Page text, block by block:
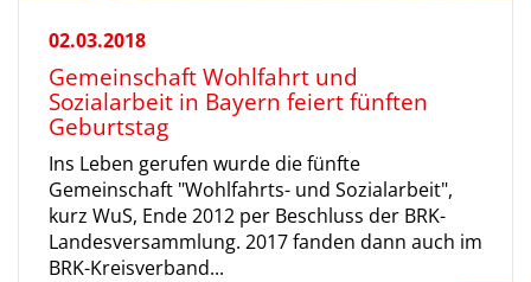
02.03.2018
Gemeinschaft Wohlfahrt und
Sozialarbeit in Bayern feiert fünften
Geburtstag
Ins Leben gerufen wurde die fünfte
Gemeinschaft "Wohlfahrts- und Sozialarbeit",
kurz WuS, Ende 2012 per Beschluss der BRK-
Landesversammlung. 2017 fanden dann auch im
BRK-Kreisverband...